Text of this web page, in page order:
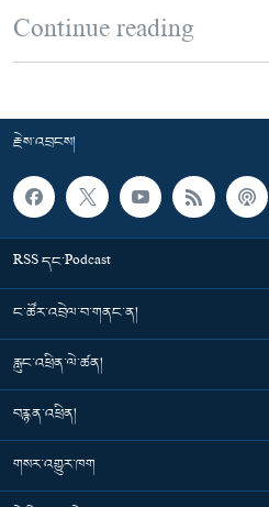
Continue reading
རྗེས་འབྲངས།
RSS དང་Podcast
ང་ཚོར་འབྲེལ་བ་གནང་ན།
རླུང་འཕྲིན་ལེ་ཚན།
བརྙན་འཕྲིན།
གསར་འགྱུར་ཁག